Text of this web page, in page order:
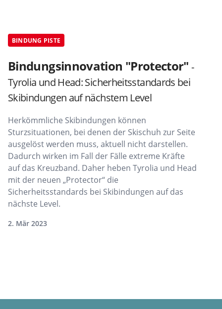
BINDUNG PISTE
Bindungsinnovation "Protector"-
Tyrolia und Head: Sicherheitsstandards bei
Skibindungen auf nächstem Level
Herkömmliche Skibindungen können
Sturzsituationen, bei denen der Skischuh zur Seite
ausgelöst werden muss, aktuell nicht darstellen.
Dadurch wirken im Fall der Fälle extreme Kräfte
auf das Kreuzband. Daher heben Tyrolia und Head
mit der neuen „Protector“ die
Sicherheitsstandards bei Skibindungen auf das
nächste Level.
2. Mär 2023